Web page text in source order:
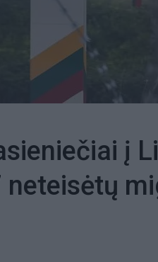
į
neteisėtų